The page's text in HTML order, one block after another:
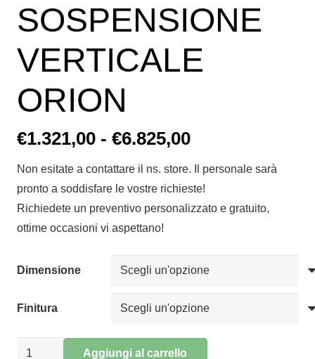
SOSPENSIONE
VERTICALE
ORION
€1.321,00 - €6.825,00Fascia
prezzo:
da
€1.321,00
€6.825,00
Non esitate a contattare il ns. store. Il personale sarà
pronto a soddisfare le vostre richieste!
Richiedete un preventivo personalizzato e gratuito,
ottime occasioni vi aspettano!
Dimensione
Finitura
SOSPENSIONE
Aggiungi al carrello